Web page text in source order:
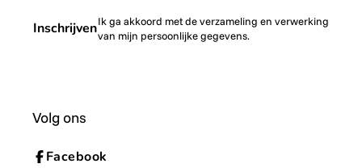
InschrijvenIk ga akkoord met de verzameling en verwerking
van mijn persoonlijke gegevens.
Volg ons
Facebook